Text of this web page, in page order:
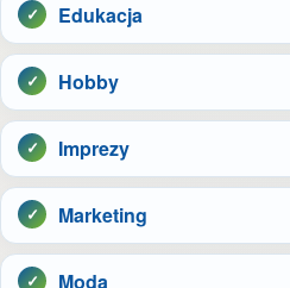
Edukacja
Hobby
Imprezy
Marketing
Moda